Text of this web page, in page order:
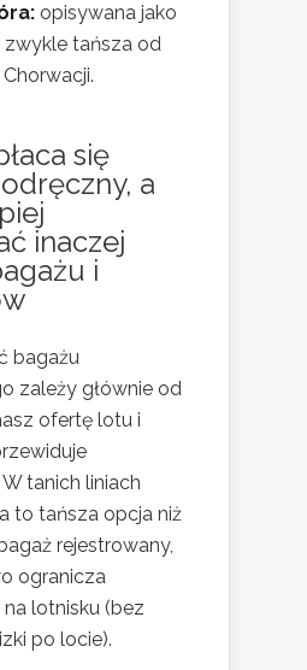
opisywana jako
zwykle tańsza od
się
a
inaczej
i
bagażu
zależy głównie od
ofertę lotu i
tanich liniach
to tańsza opcja niż
rejestrowany,
ogranicza
lotnisku (bez
po locie).